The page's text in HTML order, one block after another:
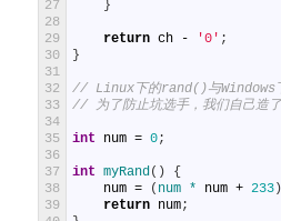
27
28
29
30
31
32
33
34
35
36
37
38
39
}
return ch - '0' ;
}
// Linux下的rand()与Windows
// 为了防止坑选手，我们自己造
int num = 0;
int myRand( )
{
num = ( num * num + 233 )
return num;